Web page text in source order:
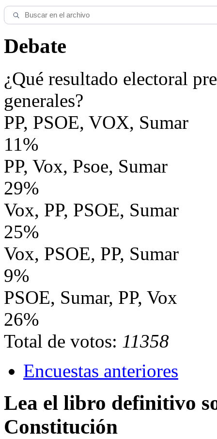
Debate
¿Qué resultado electoral
generales?
PP, PSOE, VOX, Sumar
11%
PP, Vox, Psoe, Sumar
29%
Vox, PP, PSOE, Sumar
25%
Vox, PSOE, PP, Sumar
9%
PSOE, Sumar, PP, Vox
26%
Total de votos: 11358
Encuestas anteriores
Lea el libro definitivo
Constitución